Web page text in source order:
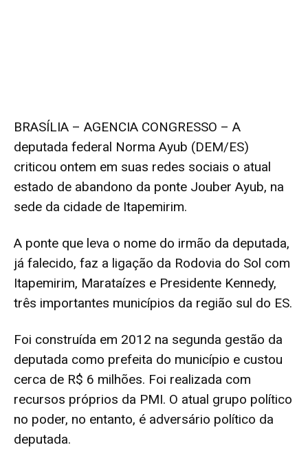
BRASÍLIA – AGENCIA CONGRESSO – A
deputada federal Norma Ayub (DEM/ES)
criticou ontem em suas redes sociais o atual
estado de abandono da ponte Jouber Ayub, na
sede da cidade de Itapemirim.
A ponte que leva o nome do irmão da deputada,
já falecido, faz a ligação da Rodovia do Sol com
Itapemirim, Marataízes e Presidente Kennedy,
três importantes municípios da região sul do ES.
Foi construída em 2012 na segunda gestão da
deputada como prefeita do município e custou
cerca de R$ 6 milhões. Foi realizada com
recursos próprios da PMI. O atual grupo político
no poder, no entanto, é adversário político da
deputada.